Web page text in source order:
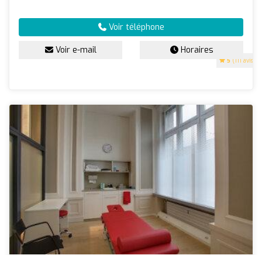
5 (111 avis)
Voir téléphone
Voir e-mail Horaires